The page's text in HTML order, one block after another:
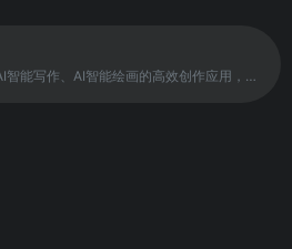
炼丹家AI是一款专注AI智能写作、AI智能绘画的高效创作应用，提供超级多种AI自动写作生成器，在线写各类材料文章作文，工作计划总结报告，论文辅助，小说灵感，创意策划，宣传软文，公众号写作，学术研究，PPT，演讲稿，简历润色，活动策划，旅游攻略，好物种草，短视频脚本创作等，自动生成高质量的原创文章。